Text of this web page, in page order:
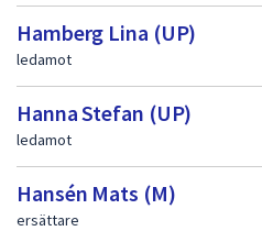
Hamberg Lina (UP)
ledamot
Hanna Stefan (UP)
ledamot
Hansén Mats (M)
ersättare